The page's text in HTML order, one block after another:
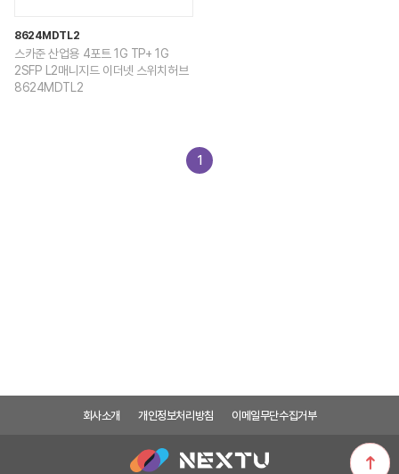
8624MDTL2
스카준 산업용 4포트 1G TP+ 1G
2SFP L2매니지드 이더넷 스위치허브
8624MDTL2
1
회사소개 개인정보처리방침 이메일무단수집거부